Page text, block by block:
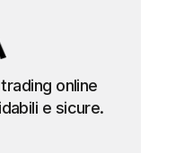
online
e sicure.